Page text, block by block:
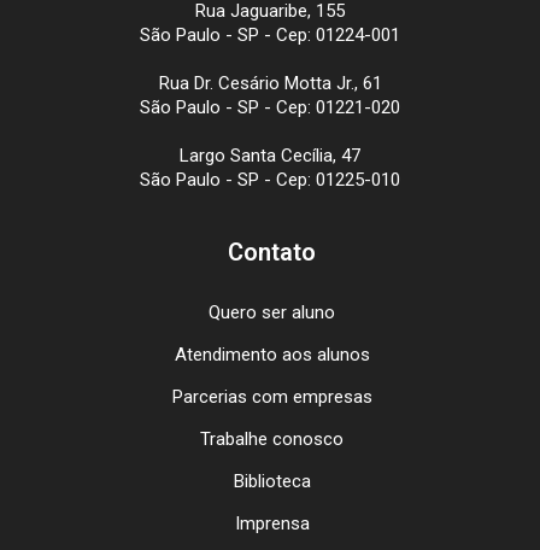
Rua Jaguaribe, 155
São Paulo - SP - Cep: 01224-001
Rua Dr. Cesário Motta Jr., 61
São Paulo - SP - Cep: 01221-020
Largo Santa Cecília, 47
São Paulo - SP - Cep: 01225-010
Contato
Quero ser aluno
Atendimento aos alunos
Parcerias com empresas
Trabalhe conosco
Biblioteca
Imprensa